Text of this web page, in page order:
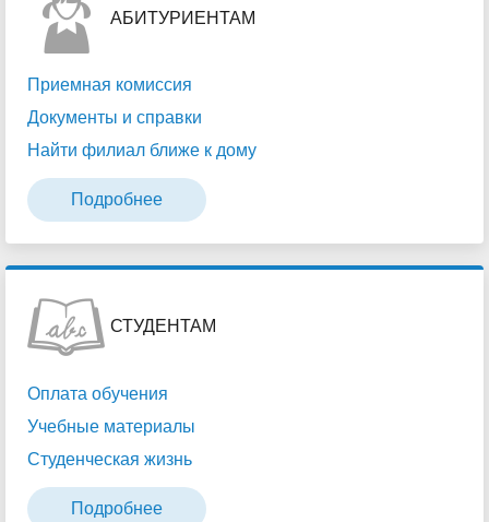
АБИТУРИЕНТАМ
Приемная комиссия
Документы и справки
Найти филиал ближе к дому
Подробнее
СТУДЕНТАМ
Оплата обучения
Учебные материалы
Студенческая жизнь
Подробнее